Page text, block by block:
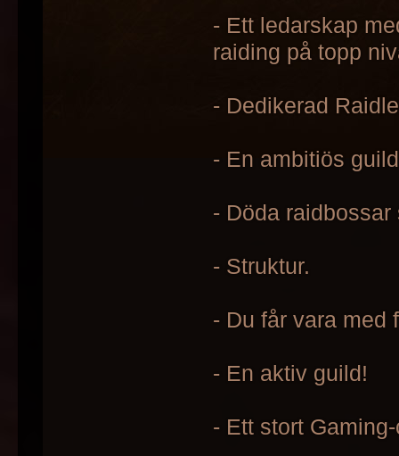
- Ett ledarskap
raiding på topp
- Dedikerad
- En ambitiös
- Döda raidbossar
- Struktur.
- Du får vara med
- En aktiv guild!
- Ett stort